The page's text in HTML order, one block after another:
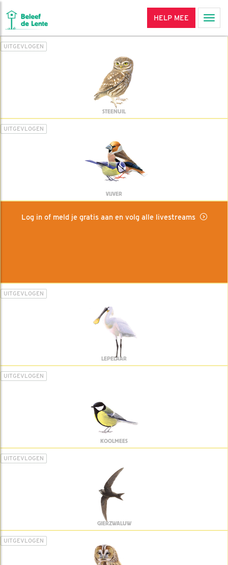
HELP MEE
UITGEVLOGEN
STEENUIL
UITGEVLOGEN
VIJVER
Log in of meld je gratis aan en volg alle livestreams
UITGEVLOGEN
LEPELAAR
UITGEVLOGEN
KOOLMEES
UITGEVLOGEN
GIERZWALUW
UITGEVLOGEN